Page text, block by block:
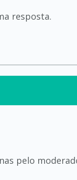
resposta.
pelo